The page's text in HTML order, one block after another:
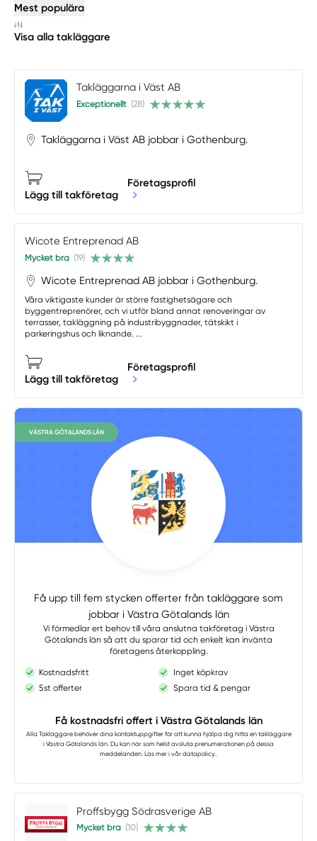
Mest populära
Visa alla takläggare
Takläggarna i Väst AB
Exceptionellt (28)
Takläggarna i Väst AB jobbar i Gothenburg.
Lägg till takföretag
Företagsprofil
Wicote Entreprenad AB
Mycket bra (19)
Wicote Entreprenad AB jobbar i Gothenburg.
Våra viktigaste kunder är större fastighetsägare och
byggentreprenörer, och vi utför bland annat renoveringar av
terrasser, takläggning på industribyggnader, tätskikt i
parkeringshus och liknande. ...
Lägg till takföretag
Företagsprofil
VÄSTRA GÖTALANDS LÄN
Få upp till fem stycken offerter från takläggare som
jobbar i Västra Götalands län
Vi förmedlar ert behov till våra anslutna takföretag i Västra
Götalands län så att du sparar tid och enkelt kan invänta
företagens återkoppling.
Kostnadsfritt
Inget köpkrav
5st offerter
Spara tid & pengar
Få kostnadsfri offert i Västra Götalands län
Alla Takläggarebehöver dina kontaktuppgifter för att kunna hjälpa dig hitta en takläggare
i Västra Götalands län. Du kan när som helst avsluta prenumerationen på dessa
meddelanden. Läs mer i vår datapolicy..
Proffsbygg Södrasverige AB
Mycket bra (10)